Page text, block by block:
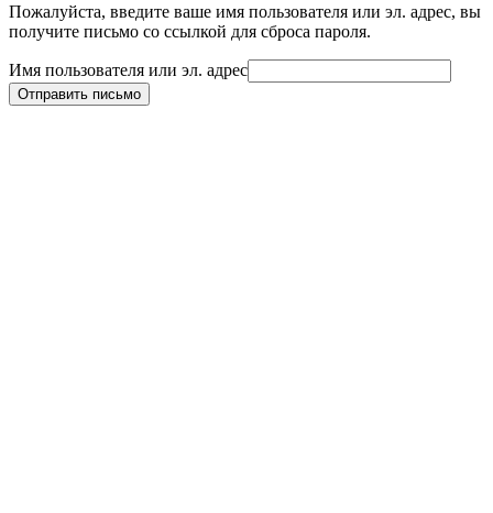
Пожалуйста, введите ваше имя пользователя или эл. адрес, вы
получите письмо со ссылкой для сброса пароля.
Имя пользователя или эл. адрес
Отправить письмо